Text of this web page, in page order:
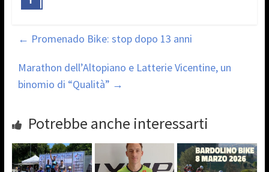
← Promenado Bike: stop dopo 13 anni
Marathon dell’Altopiano e Latterie Vicentine, un
binomio di “Qualità” →
Potrebbe anche interessarti